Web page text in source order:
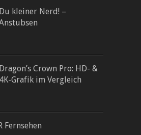
Du kleiner Nerd! –
Dragon’s Crown Pro: HD- &
4K-Grafik im Vergleich
Fernsehen